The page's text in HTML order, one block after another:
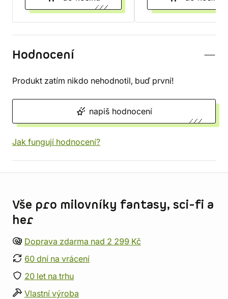
Hodnocení
Produkt zatím nikdo nehodnotil, buď první!
napiš hodnocení
Jak fungují hodnocení?
Vše pro milovníky fantasy, sci-fi a
her
Doprava zdarma nad 2 299 Kč
60 dní na vrácení
20 let na trhu
Vlastní výroba